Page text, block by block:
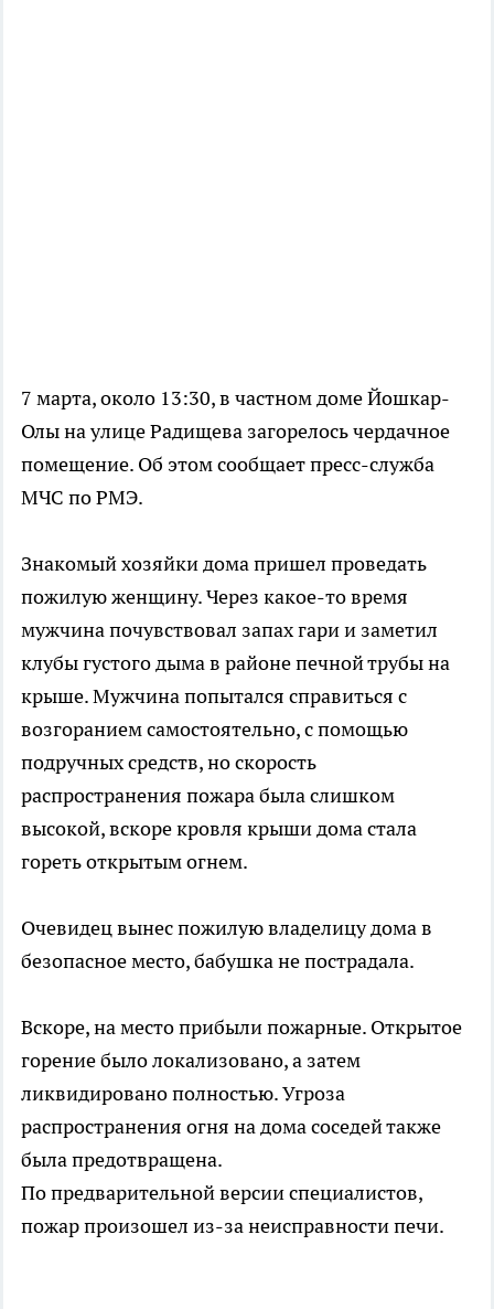
7 марта, около 13:30, в частном доме Йошкар-
Олы на улице Радищева загорелось чердачное
помещение. Об этом сообщает пресс-служба
МЧС по РМЭ.
Знакомый хозяйки дома пришел проведать
пожилую женщину. Через какое-то время
мужчина почувствовал запах гари и заметил
клубы густого дыма в районе печной трубы на
крыше. Мужчина попытался справиться с
возгоранием самостоятельно, с помощью
подручных средств, но скорость
распространения пожара была слишком
высокой, вскоре кровля крыши дома стала
гореть открытым огнем.
Очевидец вынес пожилую владелицу дома в
безопасное место, бабушка не пострадала.
Вскоре, на место прибыли пожарные. Открытое
горение было локализовано, а затем
ликвидировано полностью. Угроза
распространения огня на дома соседей также
была предотвращена.
По предварительной версии специалистов,
пожар произошел из-за неисправности печи.